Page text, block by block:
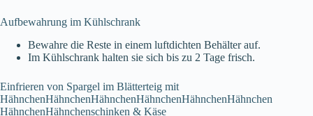
Aufbewahrung im Kühlschrank
Bewahre die Reste in einem luftdichten Behälter auf.
Im Kühlschrank halten sie sich bis zu 2 Tage frisch.
Einfrieren von Spargel im Blätterteig mit
HähnchenHähnchenHähnchenHähnchenHähnchenHähnchen
HähnchenHähnchenschinken & Käse